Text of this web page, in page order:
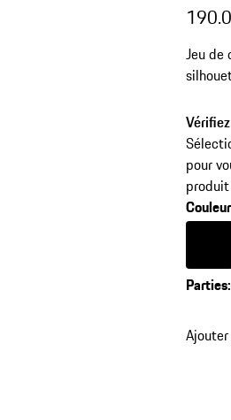
Jeu de
pour
Couleur
Couleur
Parties: